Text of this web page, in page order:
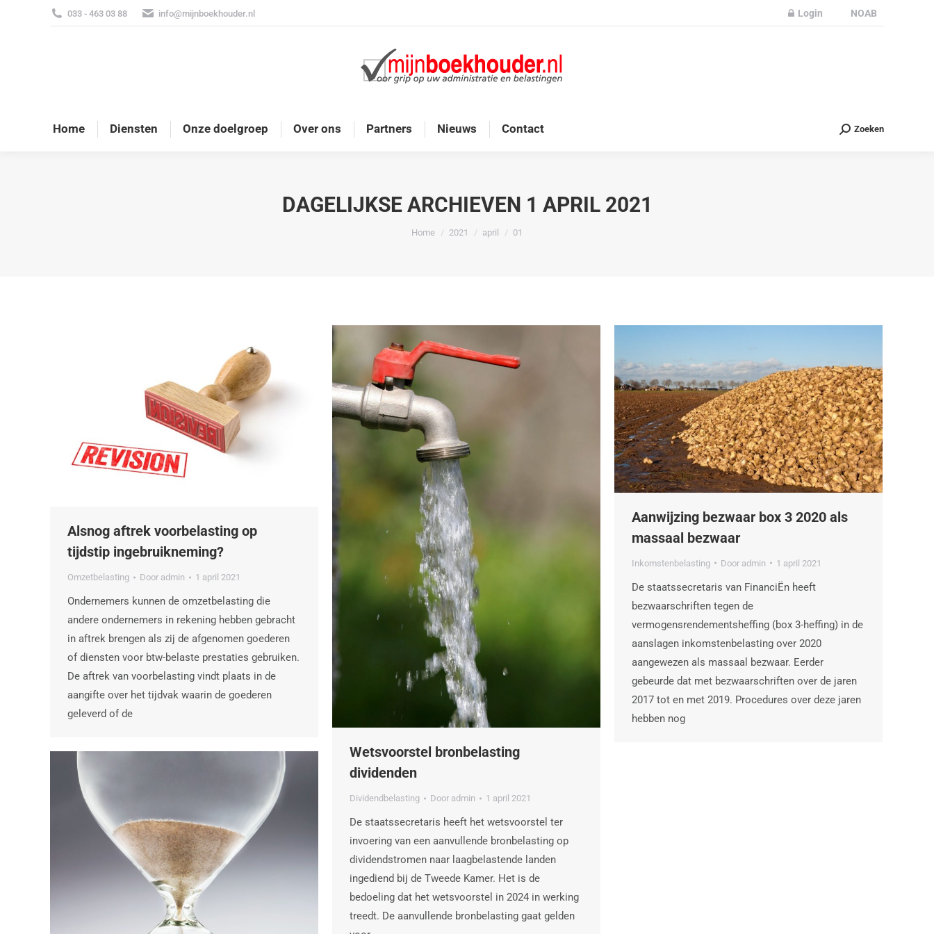
033 - 463 03 88 info@mijnboekhouder.nl Login NOAB
Home Diensten Onze doelgroep Over ons Partners Nieuws Contact Zoeken
DAGELIJKSE ARCHIEVEN 1 APRIL 2021
Je bent hier:
Home 2021 april 01
Alsnog aftrek voorbelasting op
tijdstip ingebruikneming?
Omzetbelasting Door admin 1 april 2021
Ondernemers kunnen de omzetbelasting die
andere ondernemers in rekening hebben gebracht
in aftrek brengen als zij de afgenomen goederen
of diensten voor btw-belaste prestaties gebruiken.
De aftrek van voorbelasting vindt plaats in de
aangifte over het tijdvak waarin de goederen
geleverd of de
Wetsvoorstel bronbelasting
dividenden
Dividendbelasting Door admin 1 april 2021
De staatssecretaris heeft het wetsvoorstel ter
invoering van een aanvullende bronbelasting op
dividendstromen naar laagbelastende landen
ingediend bij de Tweede Kamer. Het is de
bedoeling dat het wetsvoorstel in 2024 in werking
treedt. De aanvullende bronbelasting gaat gelden
Aanwijzing bezwaar box 3 2020 als
massaal bezwaar
Inkomstenbelasting Door admin 1 april 2021
De staatssecretaris van FinanciËn heeft
bezwaarschriften tegen de
vermogensrendementsheffing (box 3-heffing) in de
aanslagen inkomstenbelasting over 2020
aangewezen als massaal bezwaar. Eerder
gebeurde dat met bezwaarschriften over de jaren
2017 tot en met 2019. Procedures over deze jaren
hebben nog
Home Diensten Onze doelgroep Over ons Partners Nieuws Contact Zoeken